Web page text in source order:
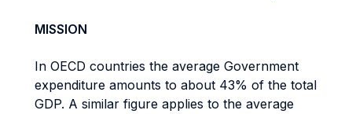
MISSION
In OECD countries the average Government
expenditure amounts to about 43% of the total
GDP. A similar figure applies to the average